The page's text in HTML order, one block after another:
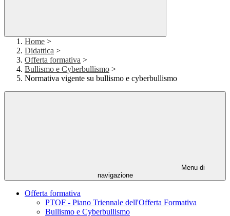
Home >
Didattica >
Offerta formativa >
Bullismo e Cyberbullismo >
Normativa vigente su bullismo e cyberbullismo
Menu di
navigazione
Offerta formativa
PTOF - Piano Triennale dell'Offerta Formativa
Bullismo e Cyberbullismo